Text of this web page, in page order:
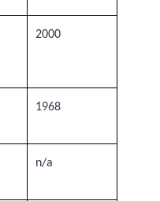
2000
1968
n/a